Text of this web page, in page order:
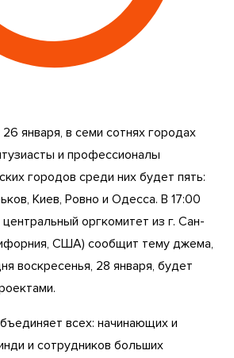
января, в семи сотнях городах
и профессионалы
городов среди них будет пять:
Киев, Ровно и Одесса. В 17:00
оргкомитет из г. Сан-
США) сообщит тему джема,
воскресенья, 28 января, будет
всех: начинающих и
и сотрудников больших